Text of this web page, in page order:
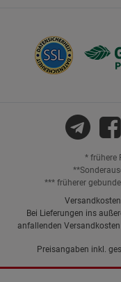
* frühere
*** früherer
Bei Lieferungen ins
anfallenden
Preisangaben inkl.